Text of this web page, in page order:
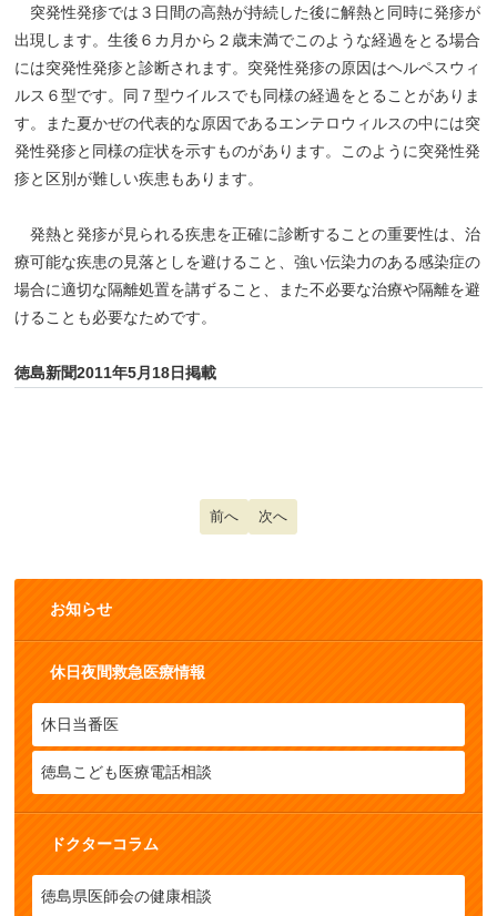
突発性発疹では３日間の高熱が持続した後に解熱と同時に発疹が
出現します。生後６カ月から２歳未満でこのような経過をとる場合
には突発性発疹と診断されます。突発性発疹の原因はヘルペスウィ
ルス６型です。同７型ウイルスでも同様の経過をとることがありま
す。また夏かぜの代表的な原因であるエンテロウィルスの中には突
発性発疹と同様の症状を示すものがあります。このように突発性発
疹と区別が難しい疾患もあります。
発熱と発疹が見られる疾患を正確に診断することの重要性は、治
療可能な疾患の見落としを避けること、強い伝染力のある感染症の
場合に適切な隔離処置を講ずること、また不必要な治療や隔離を避
けることも必要なためです。
徳島新聞2011年5月18日掲載
前の記事へ: 水疱性疾患
前へ 次の記事へ: 発熱と発疹（１）
次へ
お知らせ
休日夜間救急医療情報
休日当番医
徳島こども医療電話相談
ドクターコラム
徳島県医師会の健康相談